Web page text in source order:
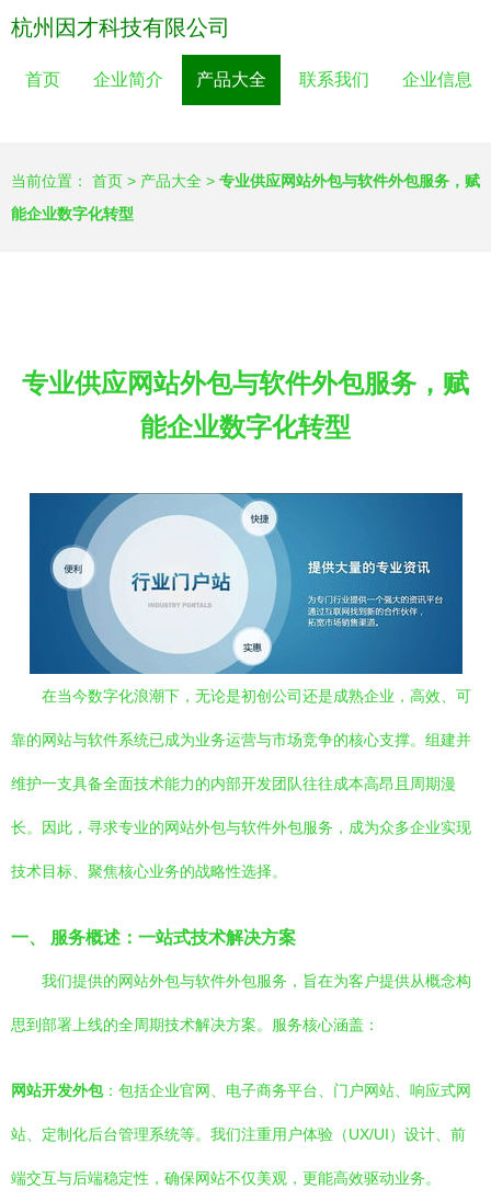
杭州因才科技有限公司
首页 企业简介 产品大全 联系我们 企业信息
当前位置： 首页 > 产品大全 > 专业供应网站外包与软件外包服务，赋
能企业数字化转型
专业供应网站外包与软件外包服务，赋
能企业数字化转型
在当今数字化浪潮下，无论是初创公司还是成熟企业，高效、可
靠的网站与软件系统已成为业务运营与市场竞争的核心支撑。组建并
维护一支具备全面技术能力的内部开发团队往往成本高昂且周期漫
长。因此，寻求专业的网站外包与软件外包服务，成为众多企业实现
技术目标、聚焦核心业务的战略性选择。
一、 服务概述：一站式技术解决方案
我们提供的网站外包与软件外包服务，旨在为客户提供从概念构
思到部署上线的全周期技术解决方案。服务核心涵盖：
网站开发外包：包括企业官网、电子商务平台、门户网站、响应式网
站、定制化后台管理系统等。我们注重用户体验（UX/UI）设计、前
端交互与后端稳定性，确保网站不仅美观，更能高效驱动业务。